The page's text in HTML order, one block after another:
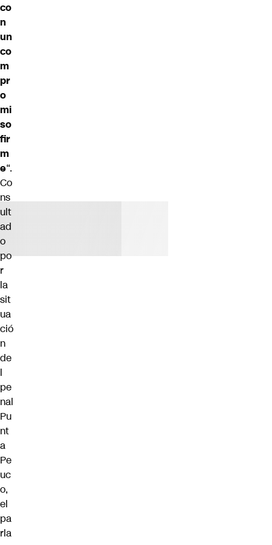
co
n
un
co
m
pr
o
mi
so
fir
m
e“.
Co
ns
ult
ad
o
po
r
la
sit
ua
ció
n
de
l
pe
nal
Pu
nt
a
Pe
uc
o,
el
pa
rla